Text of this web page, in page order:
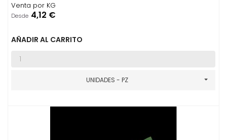
Venta por KG
Desde Precio
4,12 €
AÑADIR AL CARRITO
UNIDADES - PZ